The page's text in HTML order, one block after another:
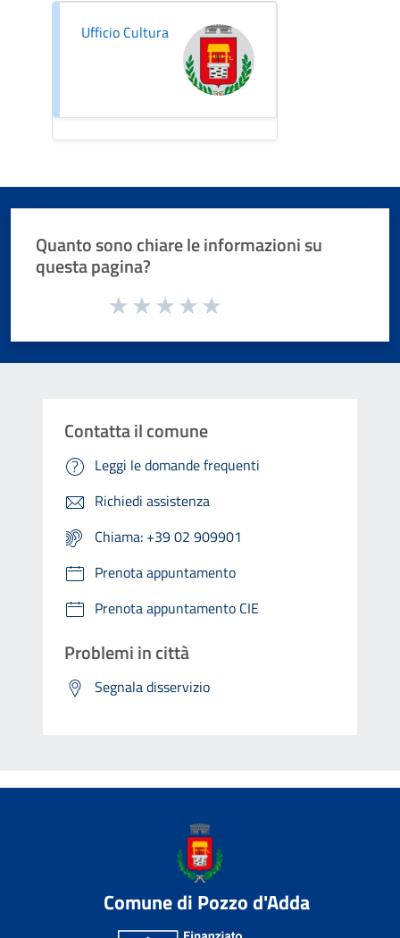
Ufficio Cultura
Quanto sono chiare le informazioni su
questa pagina?
Valuta da 1 a 5 stelle la pagina
Contatta il comune
Leggi le domande frequenti
Richiedi assistenza
Chiama: +39 02 909901
Prenota appuntamento
Prenota appuntamento CIE
Problemi in città
Segnala disservizio
Comune di Pozzo d'Adda